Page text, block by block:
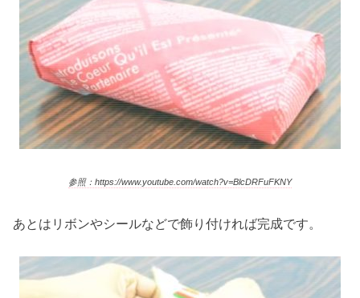
参照：https://www.youtube.com/watch?v=BlcDRFuFKNY
あとはリボンやシールなどで飾り付ければ完成です。